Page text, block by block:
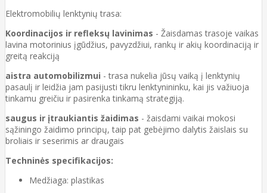
Elektromobilių lenktynių trasa:
Koordinacijos ir refleksų lavinimas - Žaisdamas trasoje vaikas
lavina motorinius įgūdžius, pavyzdžiui, rankų ir akių koordinaciją ir
greitą reakciją
aistra automobilizmui - trasa nukelia jūsų vaiką į lenktynių
pasaulį ir leidžia jam pasijusti tikru lenktynininku, kai jis važiuoja
tinkamu greičiu ir pasirenka tinkamą strategiją.
saugus ir įtraukiantis žaidimas - žaisdami vaikai mokosi
sąžiningo žaidimo principų, taip pat gebėjimo dalytis žaislais su
broliais ir seserimis ar draugais
Techninės specifikacijos:
Medžiaga: plastikas